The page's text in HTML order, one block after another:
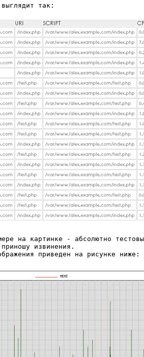
на картинке - абсолютно
извинения.
приведен на рисунке ниже: